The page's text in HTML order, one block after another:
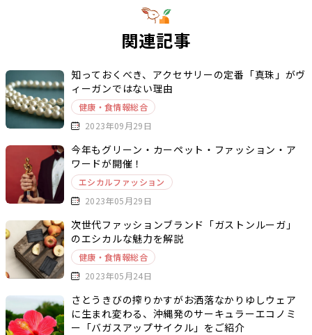
関連記事
知っておくべき、アクセサリーの定番「真珠」がヴ
ィーガンではない理由
健康・食情報総合
2023年09月29日
今年もグリーン・カーペット・ファッション・ア
ワードが開催！
エシカルファッション
2023年05月29日
次世代ファッションブランド「ガストンルーガ」
のエシカルな魅力を解説
健康・食情報総合
2023年05月24日
さとうきびの搾りかすがお洒落なかりゆしウェア
に生まれ変わる、沖縄発のサーキュラーエコノミ
ー「バガスアップサイクル」をご紹介